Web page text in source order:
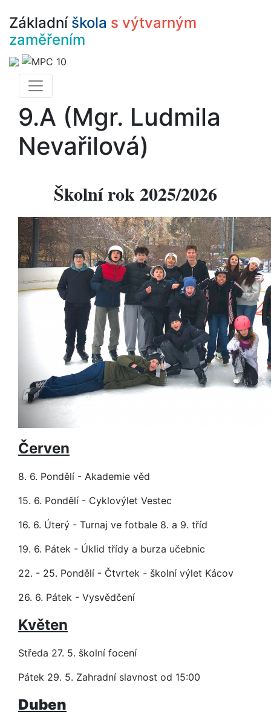
Základní škola s výtvarným
zaměřením
9.A (Mgr. Ludmila
Nevařilová)
Školní rok 2025/2026
Červen
8. 6. Pondělí - Akademie věd
15. 6. Pondělí - Cyklovýlet Vestec
16. 6. Úterý - Turnaj ve fotbale 8. a 9. tříd
19. 6. Pátek - Úklid třídy a burza učebnic
22. - 25. Pondělí - Čtvrtek - školní výlet Kácov
26. 6. Pátek - Vysvědčení
Květen
Středa 27. 5. školní focení
Pátek 29. 5. Zahradní slavnost od 15:00
Duben